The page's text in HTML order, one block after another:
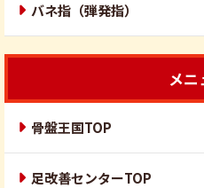
バネ指（弾発指）
メニ
骨盤王国TOP
足改善センターTOP